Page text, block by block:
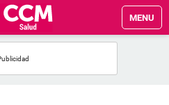
MENU